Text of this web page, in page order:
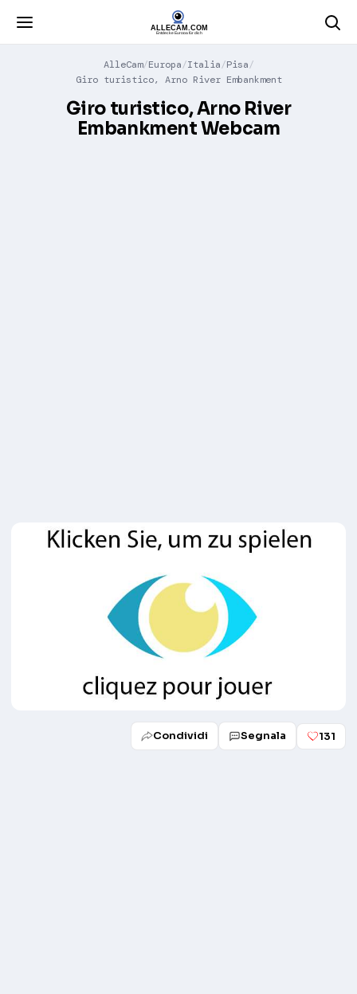
AlleCam Europa Italia Pisa
Giro turistico, Arno River Embankment
Giro turistico, Arno River
Embankment Webcam
Condividi Segnala 131